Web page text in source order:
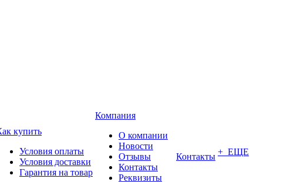
купить
Условия оплаты
Условия доставки
Гарантия на товар
Компания
О компании
Новости
Отзывы
Контакты
Реквизиты
Контакты + ЕЩЕ